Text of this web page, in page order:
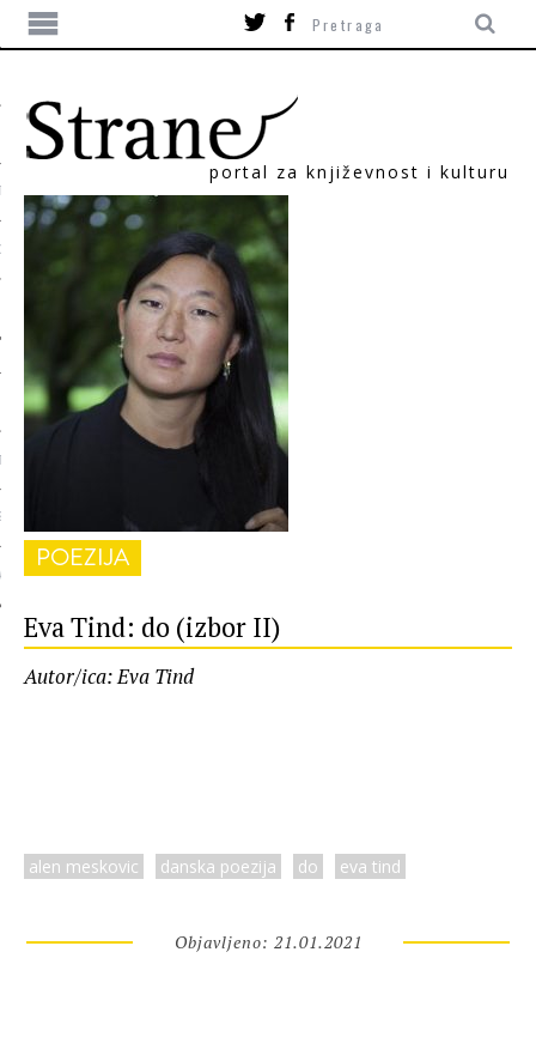
portal za književnost i kulturu
POEZIJA
Eva Tind: do (izbor II)
Autor/ica: Eva Tind
alen meskovic danska poezija do eva tind
Objavljeno: 21.01.2021